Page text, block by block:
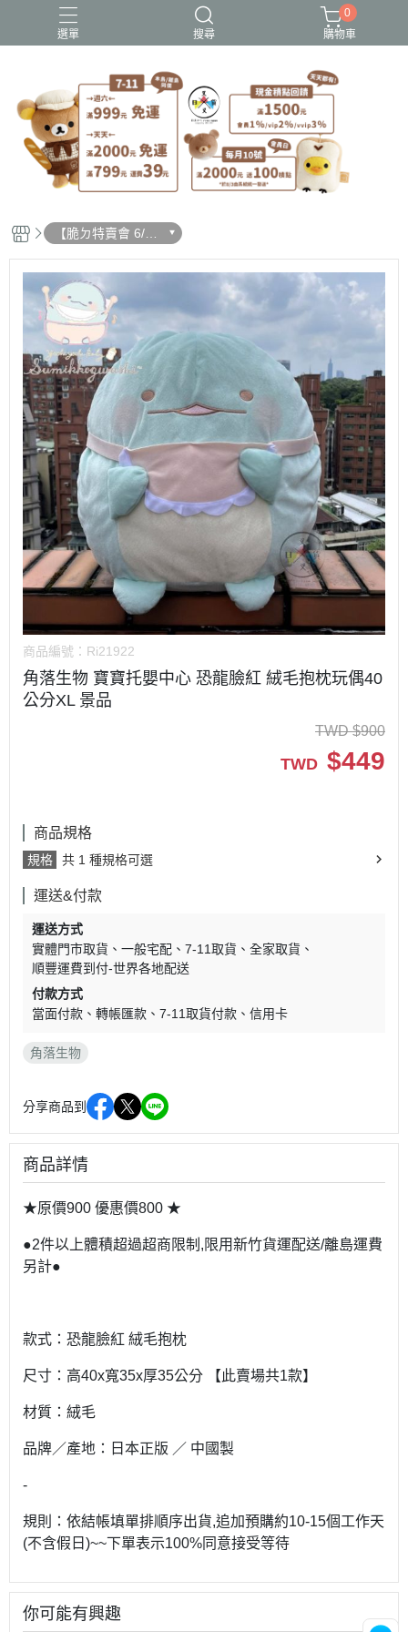
選單 搜尋
史努比歐拉夫 吉伊卡哇 憂傷馬戲團
拉拉熊
迪士尼-玩具總動員
0
購物車
【脆ㄉ特賣會 6/19
更新】
商品編號： Ri21922
角落生物 寶寶托嬰中心 恐龍臉紅 絨毛抱枕玩偶40
公分XL 景品
TWD $900
TWD $449
商品規格
規格 共 1 種規格可選
運送&付款
運送方式
實體門市取貨
一般宅配 7-11取貨
全家取貨
順豐運費到付-世界各地配送
付款方式
當面付款
轉帳匯款 7-11取貨付款 信用卡
角落生物
分享商品到
商品詳情
★原價900 優惠價800 ★
●2件以上體積超過超商限制,限用新竹貨運配送/離島運費
另計●
款式：恐龍臉紅 絨毛抱枕
尺寸：高40x寬35x厚35公分 【此賣場共1款】
材質：絨毛
品牌／產地：日本正版 ／ 中國製
-
規則：依結帳填單排順序出貨,追加預購約10-15個工作天
(不含假日)~~下單表示100%同意接受等待
你可能有興趣